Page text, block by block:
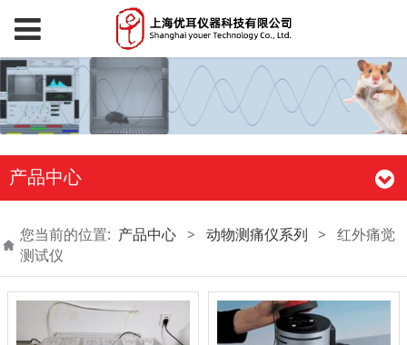
产品中心
您当前的位置: 产品中心 > 动物测痛仪系列 >
红外痛觉
测试仪